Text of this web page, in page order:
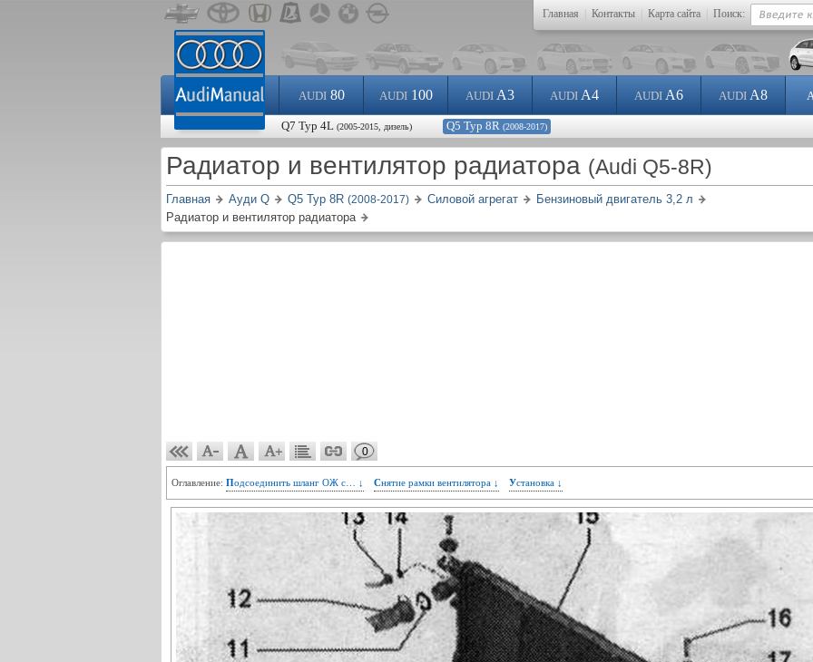
Главная Контакты Карта сайта Поиск:
AUDI80 AUDI100 AUDI A3 AUDI A4 AUDI A6 AUDI A8
Q7 Typ 4L (2005-2015, дизель) Q5 Typ 8R (2008-2017)
Радиатор и вентилятор радиатора (Audi Q5-8R)
Главная Ауди Q Q5 Typ 8R (2008-2017) Силовой агрегат
Бензиновый двигатель 3,2 л
Радиатор и вентилятор радиатора
0
Оглавление: Подсоединить шланг ОЖ с… ↓ Снятие рамки вентилятора ↓ Установка ↓